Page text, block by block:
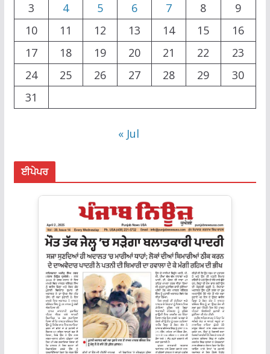
3
4 5 6 7 8
9
10
11 12 13 14 15
16
17
18 19 20 21 22
23
24
25 26 27 28 29
30
31
« Jul
ਈਪੇਪਰ